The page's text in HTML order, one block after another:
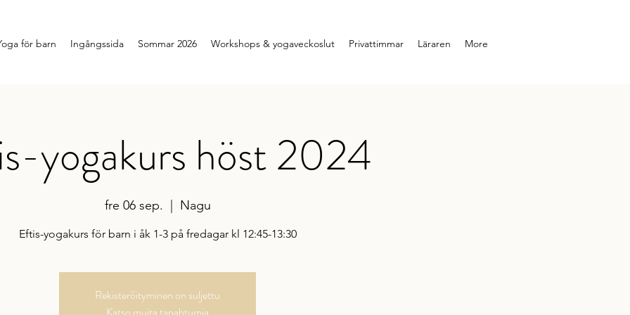
för barn Ingångssida Sommar 2026 Workshops & yogaveckoslut Privattimmar Läraren More
yogakurs höst 2024
fre 06 sep. Nagu
Eftis-yogakurs för barn i åk 1-3 på fredagar kl 12:45-13:30
Rekisteröityminen on suljettu